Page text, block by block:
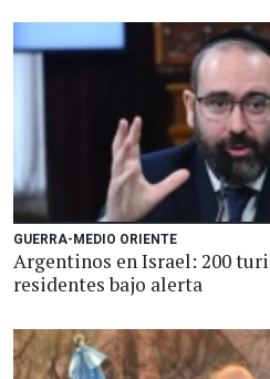
GUERRA-MEDIO ORIENTE
Argentinos en Israel: 200
residentes bajo alerta